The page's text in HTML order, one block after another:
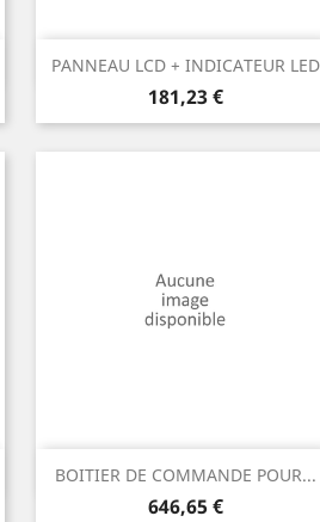
PANNEAU LCD + INDICATEUR LED
Prix
181,23 €
 Aperçu rapide
BOITIER DE COMMANDE POUR...
Prix
646,65 €
Aperçu rapide